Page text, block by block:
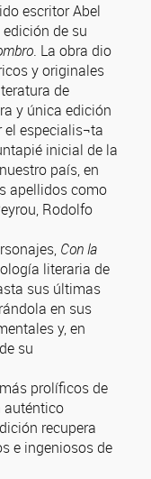
escritor Abel
de su
. La obra dio
y originales
de
y única edición
el especialis¬ta
inicial de la
país, en
apellidos como
Rodolfo
Con la
literaria de
sus últimas
en sus
y, en
su
prolíficos de
auténtico
recupera
e ingeniosos de